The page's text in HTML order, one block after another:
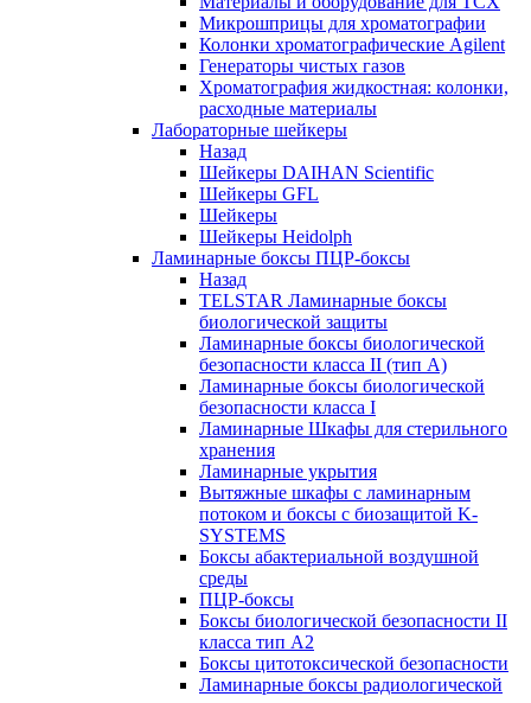
Микрошприцы для хроматографии
Колонки хроматографические Agilent
Генераторы чистых газов
Хроматография жидкостная: колонки,
расходные материалы
Лабораторные шейкеры
Назад
Шейкеры DAIHAN Scientific
Шейкеры GFL
Шейкеры
Шейкеры Heidolph
Ламинарные боксы ПЦР-боксы
Назад
TELSTAR Ламинарные боксы
биологической защиты
Ламинарные боксы биологической
безопасности класса II (тип А)
Ламинарные боксы биологической
безопасности класса I
Ламинарные Шкафы для стерильного
хранения
Ламинарные укрытия
Вытяжные шкафы с ламинарным
потоком и боксы с биозащитой K-
SYSTEMS
Боксы абактериальной воздушной
среды
ПЦР-боксы
Боксы биологической безопасности II
класса тип A2
Боксы цитотоксической безопасности
Ламинарные боксы радиологической